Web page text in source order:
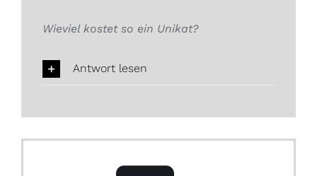
Wieviel kostet so ein Unikat?
Antwort lesen